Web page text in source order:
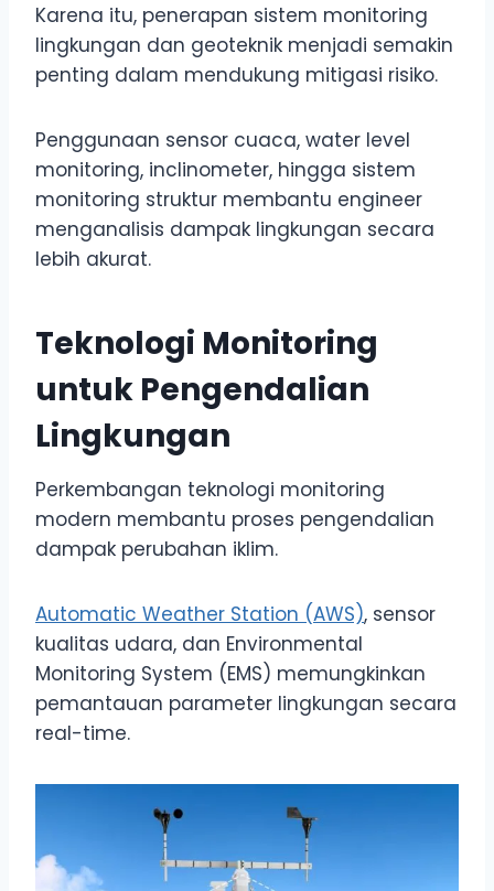
Karena itu, penerapan sistem monitoring
lingkungan dan geoteknik menjadi semakin
penting dalam mendukung mitigasi risiko.
Penggunaan sensor cuaca, water level
monitoring, inclinometer, hingga sistem
monitoring struktur membantu engineer
menganalisis dampak lingkungan secara
lebih akurat.
Teknologi Monitoring
untuk Pengendalian
Lingkungan
Perkembangan teknologi monitoring
modern membantu proses pengendalian
dampak perubahan iklim.
Automatic Weather Station (AWS), sensor
kualitas udara, dan Environmental
Monitoring System (EMS) memungkinkan
pemantauan parameter lingkungan secara
real-time.